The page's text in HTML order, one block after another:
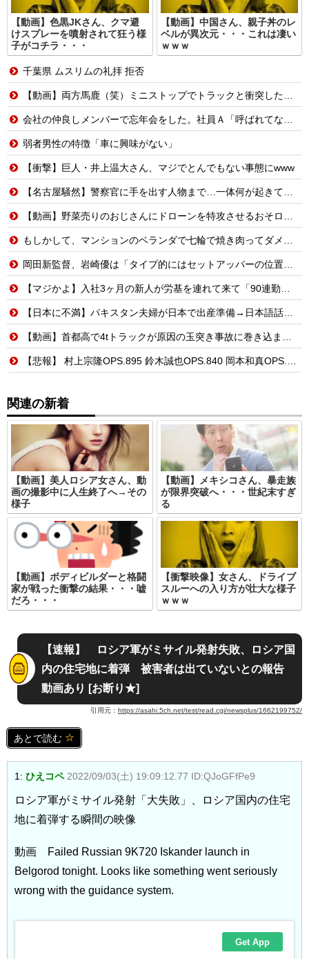
【動画】色黒JKさん、クマ避
けスプレーを噴射されて狂う様
子がコチラ・・・
【動画】中国さん、親子丼のレ
ベルが異次元・・・これは凄い
ｗｗｗ
千葉県 ムスリムの礼拝 拒否
【動画】両方馬鹿（笑）ミニストップでトラックと衝突したドラレコが（ノ∇`）
会社の仲良しメンバーで忘年会をした。社員Ａ「呼ばれてない！」私（なぜ今年も呼ばれると思うのか…）→ Ａは『食べ物』になると豹変・・・
弱者男性の特徴「車に興味がない」
【衝撃】巨人・井上温大さん、マジでとんでもない事態にwww
【名古屋騒然】警察官に手を出す人物まで…一体何が起きているのか #外国人 #共生社会 #japan
【動画】野菜売りのおじさんにドローンを特攻させるおそロシア。
もしかして、マンションのベランダで七輪で焼き肉ってダメなの？????
岡田新監督、岩崎優は「タイプ的にはセットアッパーの位置が一番合うてる」←おーん
【マジかよ】入社3ヶ月の新人が労基を連れて来て「90連勤させられました」「労働基準法違反です」→俺「彼は30連休中ですが?」
【日本に不満】パキスタン夫婦が日本で出産準備→日本語話せないため病院に断られる
【動画】首都高で4tトラックが原因の玉突き事故に巻き込まれた軽バンの車載。
【悲報】 村上宗隆OPS.895 鈴木誠也OPS.840 岡本和真OPS.742 吉田正尚OPS.740←これ
関連の新着
【動画】美人ロシア女さん、動
画の撮影中に人生終了へ→その
様子
【動画】メキシコさん、暴走族
が限界突破へ・・・世紀末すぎ
る
【動画】ボディビルダーと格闘
家が戦った衝撃の結果・・・嘘
だろ・・・
【衝撃映像】女さん、ドライブ
スルーへの入り方が壮大な様子
ｗｗｗ
【速報】 ロシア軍がミサイル発射失敗、ロシア国
内の住宅地に着弾 被害者は出ていないとの報告
動画あり [お断り★]
引用元： https://asahi.5ch.net/test/read.cgi/newsplus/1662199752/
あとで読む
1: ひえコペ 2022/09/03(土) 19:09:12.77 ID:QJoGFfPe9
ロシア軍がミサイル発射「大失敗」、ロシア国内の住宅
地に着弾する瞬間の映像
動画 Failed Russian 9K720 Iskander launch in
Belgorod tonight. Looks like something went seriously
wrong with the guidance system.